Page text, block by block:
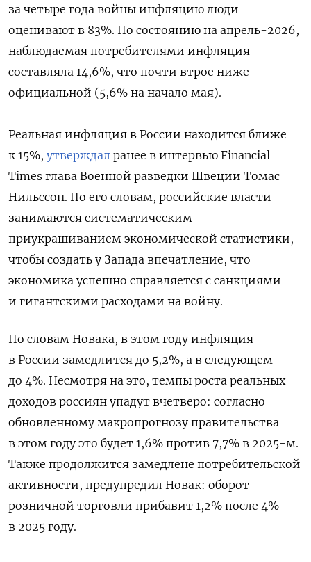
за четыре года войны инфляцию люди
оценивают в 83%. По состоянию на апрель-2026,
наблюдаемая потребителями инфляция
составляла 14,6%, что почти втрое ниже
официальной (5,6% на начало мая).
Реальная инфляция в России находится ближе
к 15%, утверждал ранее в интервью Financial
Times глава Военной разведки Швеции Томас
Нильссон. По его словам, российские власти
занимаются систематическим
приукрашиванием экономической статистики,
чтобы создать у Запада впечатление, что
экономика успешно справляется с санкциями
и гигантскими расходами на войну.
По словам Новака, в этом году инфляция
в России замедлится до 5,2%, а в следующем —
до 4%. Несмотря на это, темпы роста реальных
доходов россиян упадут вчетверо: согласно
обновленному макропрогнозу правительства
в этом году это будет 1,6% против 7,7% в 2025-м.
Также продолжится замедлене потребительской
активности, предупредил Новак: оборот
розничной торговли прибавит 1,2% после 4%
в 2025 году.